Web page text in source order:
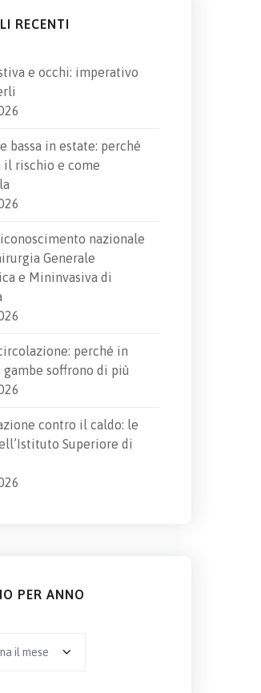
RECENTI
e occhi: imperativo
bassa in estate: perché
il rischio e come
nazionale
Generale
e Mininvasiva di
perché in
soffrono di più
contro il caldo: le
Superiore di
PER ANNO